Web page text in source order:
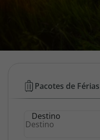
Área de Cliente
Hotéis
Baratos
Pacotes de Férias
Destino